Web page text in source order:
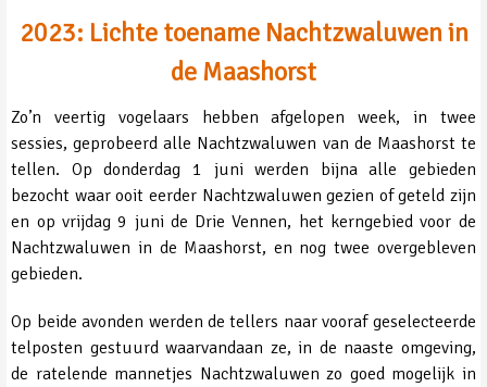
2023: Lichte toename Nachtzwaluwen in
de Maashorst
Zo’n veertig vogelaars hebben afgelopen week, in twee
sessies, geprobeerd alle Nachtzwaluwen van de Maashorst te
tellen. Op donderdag 1 juni werden bijna alle gebieden
bezocht waar ooit eerder Nachtzwaluwen gezien of geteld zijn
en op vrijdag 9 juni de Drie Vennen, het kerngebied voor de
Nachtzwaluwen in de Maashorst, en nog twee overgebleven
gebieden.
Op beide avonden werden de tellers naar vooraf geselecteerde
telposten gestuurd waarvandaan ze, in de naaste omgeving,
de ratelende mannetjes Nachtzwaluwen zo goed mogelijk in